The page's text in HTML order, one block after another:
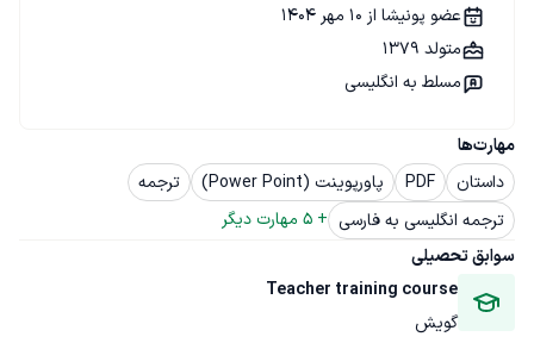
مهارت‌ها
داستان
PDF پاورپوینت (Power Point)
ترجمه
ترجمه انگلیسی به فارسی +
5 مهارت دیگر
سوابق تحصیلی
Teacher training course
گویش
عضو پونیشا از 10 مهر 1404
متولد 1379
مسلط به انگلیسی